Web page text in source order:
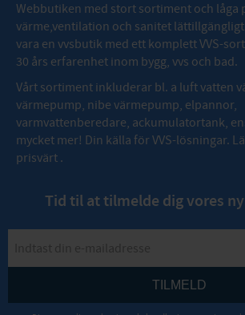
Webbutiken med stort sortiment och låga
värme,ventilation och sanitet
vara en vvsbutik med ett komplett VVS-
30 års erfarenhet inom bygg, vvs och bad.
Vårt sortiment inkluderar bl. a luft vatten
värmepump, nibe värmepump, elpannor,
varmvattenberedare, ackumulatortank,
mycket mer! Din källa för VVS-lösningar.
prisvärt .
Tid til at tilmelde dig vores
TILMELD